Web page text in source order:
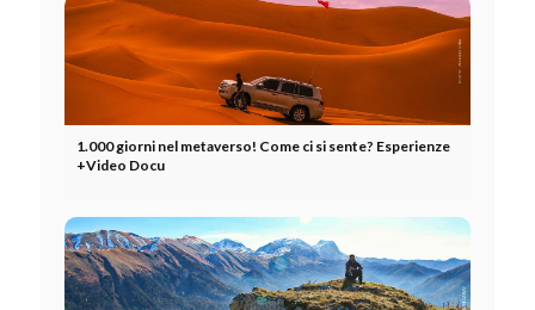
1.000 giorni nel metaverso! Come ci si sente? Esperienze
+Video Docu